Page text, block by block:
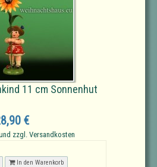
11 cm Sonnenhut
€
zzgl. Versandkosten
In den Warenkorb